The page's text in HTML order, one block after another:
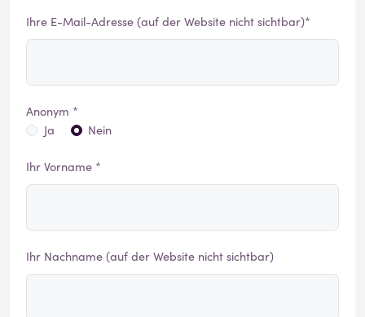
Ihre E-Mail-Adresse (auf der Website nicht sichtbar)*
Anonym *
Ja
Nein
Ihr Vorname *
Ihr Nachname (auf der Website nicht sichtbar)